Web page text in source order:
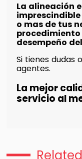
La alineación
o mas de tus
desempeño
Si tienes dudas
agentes.
La mejor
servicio al